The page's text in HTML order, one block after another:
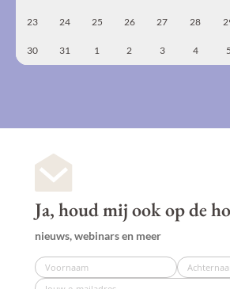
23 24 25 26 27 28
30 31 1 2 3 4 5
Ja, houd mij ook op de
nieuws, webinars en meer